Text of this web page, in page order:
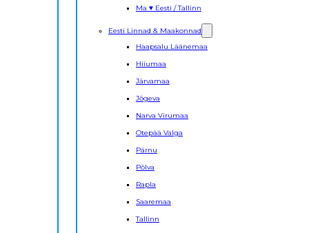
Ma ♥ Eesti / Tallinn
Eesti Linnad & Maakonnad
Haapsalu Läänemaa
Hiiumaa
Järvamaa
Jõgeva
Narva Virumaa
Otepää Valga
Pärnu
Põlva
Rapla
Saaremaa
Tallinn